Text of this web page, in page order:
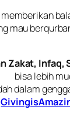
mau
Zakat, Infaq,
bisa lebih
dalam